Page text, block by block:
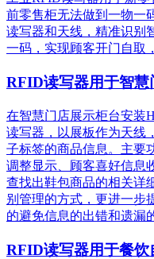
前零售柜无法做到一物一
读写器和天线，精准识别​
一码，实现顾客开门自取
RFID读写器用于智
在智慧门店展示柜台安装
读写器，以展板作为天线
子标签的商品信息。主要
调整显示、顾客喜好信息
查找出鞋包商品的相关详
别管理的方式，更进一步
的避免信息的出错和遗漏
RFID读写器用于餐